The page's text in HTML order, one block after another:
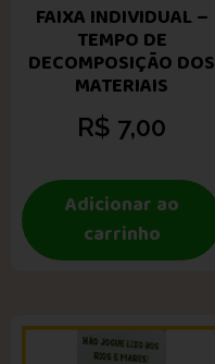
FAIXA INDIVIDUAL –
TEMPO DE
DECOMPOSIÇÃO DOS
MATERIAIS
R$ 7,00
Adicionar ao
carrinho